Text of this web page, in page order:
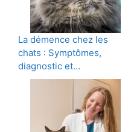
La démence chez les
chats : Symptômes,
diagnostic et…